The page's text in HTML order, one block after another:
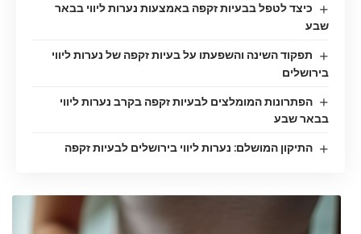
כיצד לטפל בבעיות זקפה באמצעות נערות ליווי בבאר
שבע
תפקוד השינה והשפעתו על בעיות זקפה של נערות ליווי
בירושלים
הפתרונות המומלצים לבעיות זקפה בקרב נערות ליווי
בבאר שבע
התיקון המושלם: נערות ליווי בירושלים לבעיות זקפה